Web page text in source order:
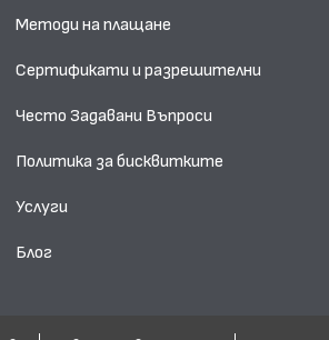
Методи на плащане
Сертификати и разрешителни
Често Задавани Въпроси
Политика за бисквитките
Услуги
Блог